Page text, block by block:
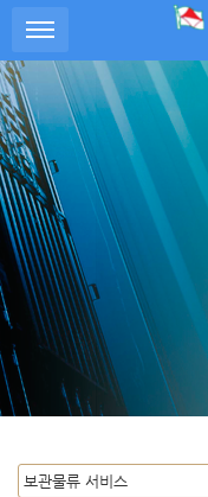
S
u
b
P
r
o
m
o
t